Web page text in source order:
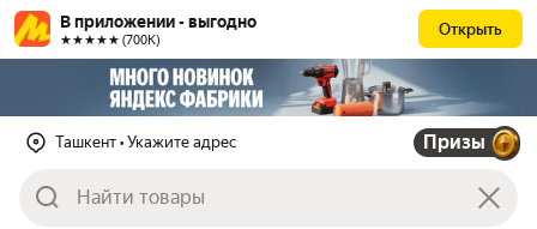
В приложении - выгодно
★★★★★ (700К)
Открыть
Ташкент • Укажите адрес Призы